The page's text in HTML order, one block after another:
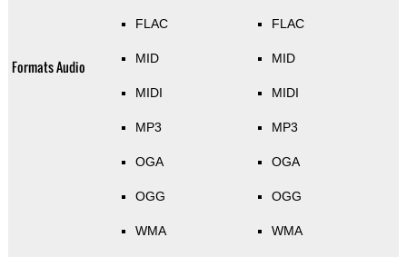
Formats Audio
FLAC
MID
MIDI
MP3
OGA
OGG
WMA
FLAC
MID
MIDI
MP3
OGA
OGG
WMA